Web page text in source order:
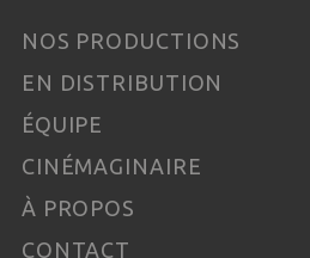
NOS PRODUCTIONS
EN DISTRIBUTION
ÉQUIPE
CINÉMAGINAIRE
À PROPOS
CONTACT